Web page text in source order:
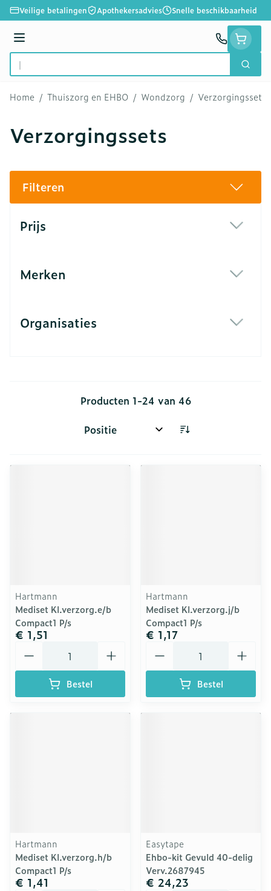
Ga naar de inhoud
Veilige betalingen Apothekersadvies Snelle beschikbaarheid
Menu
Product, merk, categorie...
Zoek
Home / Thuiszorg en EHBO / Wondzorg / Verzorgingssets
Verzorgingssets
Filteren
Prijs
Merken
Organisaties
Producten 1-24 van 46
Sorteer op:
Hartmann
Mediset Kl.verzorg.e/b
Compact1 P/s
€ 1,51
Bestel
Hartmann
Mediset Kl.verzorg.j/b
Compact1 P/s
€ 1,17
Bestel
Hartmann
Mediset Kl.verzorg.h/b
Compact1 P/s
€ 1,41
Easytape
Ehbo-kit Gevuld 40-delig
Verv.2687945
€ 24,23